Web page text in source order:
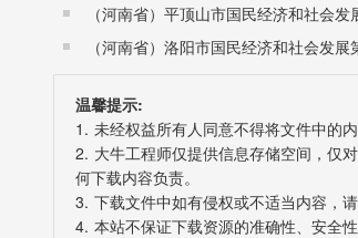
温馨提示:
1. 未经权益所有人同意不得将文件中的
2. 大牛工程师仅提供信息存储空间，仅
何下载内容负责。
3. 下载文件中如有侵权或不适当内容，
4. 本站不保证下载资源的准确性、安全